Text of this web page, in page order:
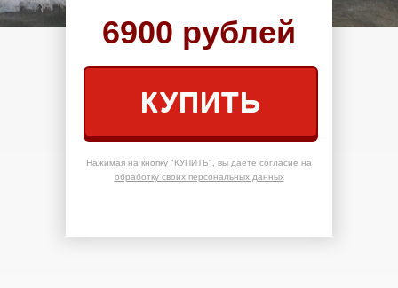
6900 рублей
КУПИТЬ
Нажимая на кнопку "КУПИТЬ", вы даете согласие на
обработку своих персональных данных